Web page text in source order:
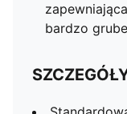
bardzo